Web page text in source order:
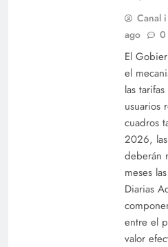
Canal i
ago
0
El
el
las
usuarios
cuadros
2026,
deberán
meses
Diarias
entre el
valor